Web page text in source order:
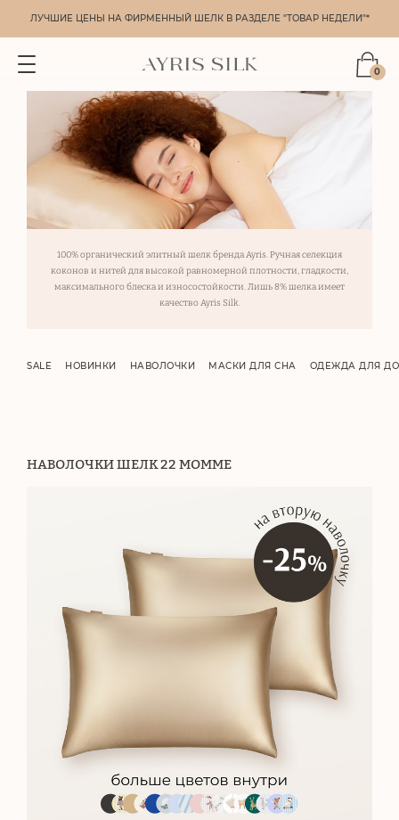
ЛУЧШИЕ ЦЕНЫ НА ФИРМЕННЫЙ ШЕЛК В РАЗДЕЛЕ "ТОВАР НЕДЕЛИ"*
0
100% органический элитный шелк бренда Ayris. Ручная селекция
коконов и нитей для высокой равномерной плотности, гладкости,
максимального блеска и износостойкости. Лишь 8% шелка имеет
качество Ayris Silk.
SALE НОВИНКИ НАВОЛОЧКИ МАСКИ ДЛЯ СНА ОДЕЖДА ДЛЯ
НАВОЛОЧКИ ШЕЛК 22 МОММЕ